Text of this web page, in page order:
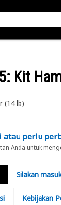
: Kit
(14 lb)
atau perlu
Anda untuk
Silakan
Kebijakan